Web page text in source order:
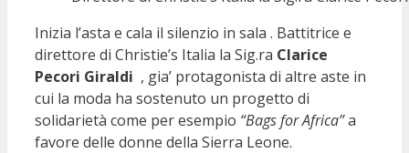
Inizia l’asta e cala il silenzio in sala . Battitrice e
direttore di Christie’s Italia la Sig.ra Clarice
Pecori Giraldi , gia’ protagonista di altre aste in
cui la moda ha sostenuto un progetto di
solidarietà come per esempio “Bags for Africa”a
favore delle donne della Sierra Leone.